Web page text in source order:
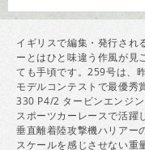
イギリスで編集・発行され
ーとはひと味違う作風が見
ても手頃です。259号は、
モデルコンテストで最優秀
330 P4/2 タービンエンジ
スポーツカーレースで活躍
垂直離着陸攻撃機ハリアー
スケールを感じさせない重